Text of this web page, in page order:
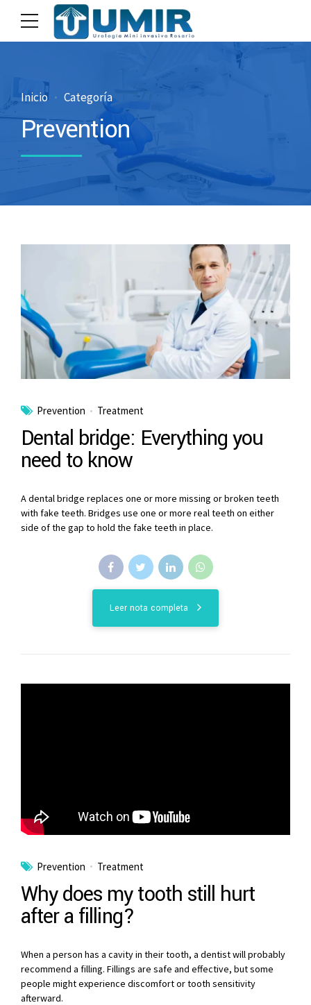
Inicio Categoría
Prevention
Prevention Treatment
Dental bridge: Everything you
need to know
A dental bridge replaces one or more missing or broken teeth
with fake teeth. Bridges use one or more real teeth on either
side of the gap to hold the fake teeth in place.
Leer nota completa
Prevention Treatment
Why does my tooth still hurt
after a filling?
When a person has a cavity in their tooth, a dentist will probably
recommend a filling. Fillings are safe and effective, but some
people might experience discomfort or tooth sensitivity
afterward.